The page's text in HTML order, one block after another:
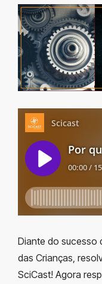
Diante do sucesso
das Crianças,
SciCast! Agora